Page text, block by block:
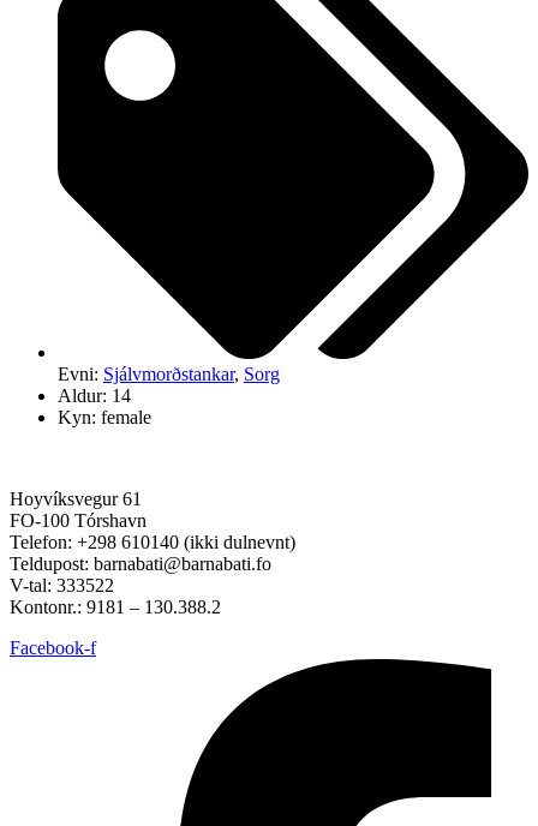
Evni: Sjálvmorðstankar, Sorg
Aldur: 14
Kyn: female
Hoyvíksvegur 61
FO-100 Tórshavn
Telefon: +298 610140 (ikki dulnevnt)
Teldupost: barnabati@barnabati.fo
V-tal: 333522
Kontonr.: 9181 – 130.388.2
Facebook-f